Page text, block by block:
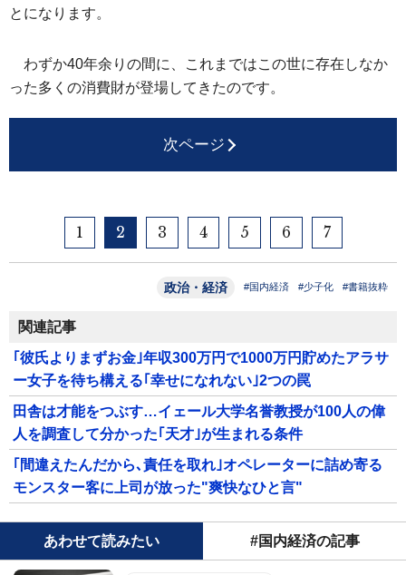
とになります。
わずか40年余りの間に、これまではこの世に存在しなか
った多くの消費財が登場してきたのです。
次ページ
1 2 3 4 5 6 7
政治・経済 #国内経済 #少子化 #書籍抜粋
関連記事
｢彼氏よりまずお金｣年収300万円で1000万円貯めたアラサ
ー女子を待ち構える｢幸せになれない｣2つの罠
田舎は才能をつぶす…イェール大学名誉教授が100人の偉
人を調査して分かった｢天才｣が生まれる条件
｢間違えたんだから､責任を取れ｣オペレーターに詰め寄る
モンスター客に上司が放った"爽快なひと言"
あわせて読みたい #国内経済の記事